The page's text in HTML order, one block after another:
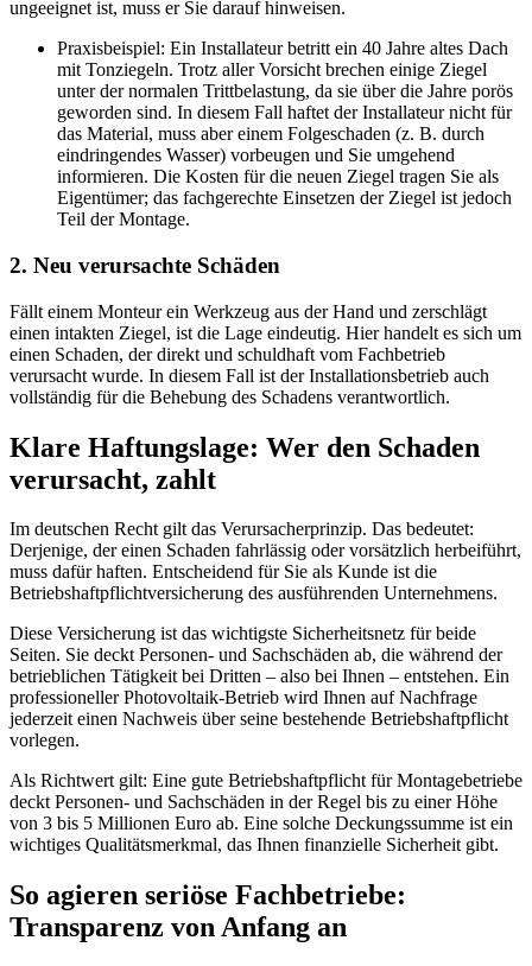
ungeeignet ist, muss er Sie darauf hinweisen.
Praxisbeispiel: Ein Installateur betritt ein 40 Jahre altes Dach
mit Tonziegeln. Trotz aller Vorsicht brechen einige Ziegel
unter der normalen Trittbelastung, da sie über die Jahre porös
geworden sind. In diesem Fall haftet der Installateur nicht für
das Material, muss aber einem Folgeschaden (z. B. durch
eindringendes Wasser) vorbeugen und Sie umgehend
informieren. Die Kosten für die neuen Ziegel tragen Sie als
Eigentümer; das fachgerechte Einsetzen der Ziegel ist jedoch
Teil der Montage.
2. Neu verursachte Schäden
Fällt einem Monteur ein Werkzeug aus der Hand und zerschlägt
einen intakten Ziegel, ist die Lage eindeutig. Hier handelt es sich um
einen Schaden, der direkt und schuldhaft vom Fachbetrieb
verursacht wurde. In diesem Fall ist der Installationsbetrieb auch
vollständig für die Behebung des Schadens verantwortlich.
Klare Haftungslage: Wer den Schaden
verursacht, zahlt
Im deutschen Recht gilt das Verursacherprinzip. Das bedeutet:
Derjenige, der einen Schaden fahrlässig oder vorsätzlich herbeiführt,
muss dafür haften. Entscheidend für Sie als Kunde ist die
Betriebshaftpflichtversicherung des ausführenden Unternehmens.
Diese Versicherung ist das wichtigste Sicherheitsnetz für beide
Seiten. Sie deckt Personen- und Sachschäden ab, die während der
betrieblichen Tätigkeit bei Dritten – also bei Ihnen – entstehen. Ein
professioneller Photovoltaik-Betrieb wird Ihnen auf Nachfrage
jederzeit einen Nachweis über seine bestehende Betriebshaftpflicht
vorlegen.
Als Richtwert gilt: Eine gute Betriebshaftpflicht für Montagebetriebe
deckt Personen- und Sachschäden in der Regel bis zu einer Höhe
von 3 bis 5 Millionen Euro ab. Eine solche Deckungssumme ist ein
wichtiges Qualitätsmerkmal, das Ihnen finanzielle Sicherheit gibt.
So agieren seriöse Fachbetriebe:
Transparenz von Anfang an